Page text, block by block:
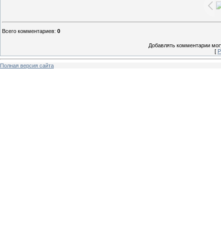
Всего комментариев: 0
Добавлять комментарии
[
Полная версия сайта